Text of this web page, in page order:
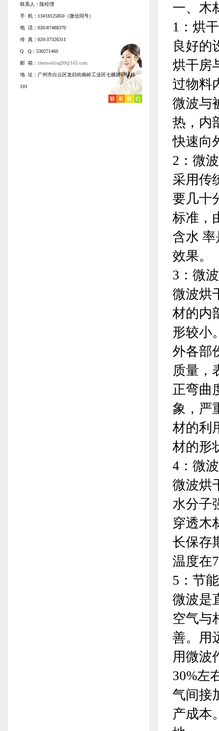
联系人：陈经理
手 机：13418125850（微信同号）
电 话：020-87488370
传 真：020-37326311
Q Q：530271460
邮 箱： chenweiling99@163.com
地 址：广州市白云区龙归街南岭工业区七横路6号1栋
101
一、木
1：烘
良好的
烘干房
过物料
微波与
热，内
快速向
2：微
采用传
要几十
标准，
含水
效果。
3：微
微波烘
材的内
形较小
外各部
质量，
正弯曲
象，严
材的利
材的形
4：微
微波烘
水分子
穿透木
长保存
温度在
5：节
微波是
空气与
善。用
用微波
30%左
气间接
产成本